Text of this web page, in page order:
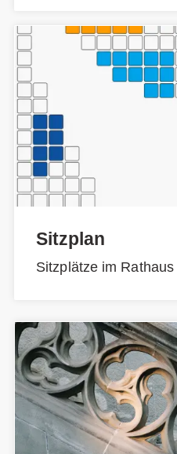
Sitzplan
Sitzplätze im Rathaus